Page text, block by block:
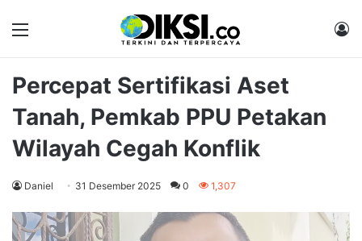
Percepat Sertifikasi Aset
Tanah, Pemkab PPU Petakan
Wilayah Cegah Konflik
Daniel 31 Desember 2025 0 1,307